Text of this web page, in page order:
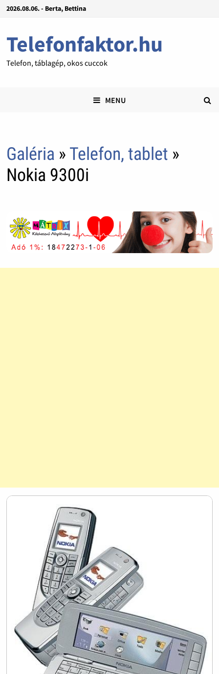
2026.08.06. - Berta, Bettina
Telefonfaktor.hu
Telefon, táblagép, okos cuccok
MENU
Galéria » Telefon, tablet »
Nokia 9300i